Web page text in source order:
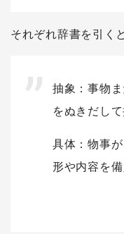
それぞれ辞書を引くと
抽象：事物
をぬきだし
具体：物事
形や内容を